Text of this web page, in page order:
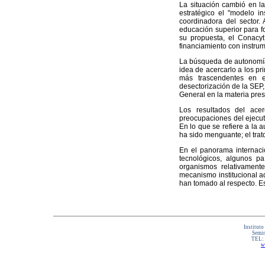
La situación cambió en
estratégico el "modelo
coordinadora del
educación superior para
su propuesta, el
financiamiento con
La búsqueda de
idea de acercarlo a los
más trascendentes en
desectorización de la
General en la materia
Los resultados del
preocupaciones del
En lo que se refiere a la
ha sido menguante; el
En el panorama
tecnológicos, algunos
organismos
mecanismo institucional
han tomado al respecto.
Instituto
TEL: